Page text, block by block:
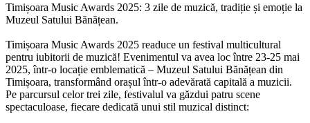
Timișoara Music Awards 2025: 3 zile de muzică, tradiție și emoție la
Muzeul Satului Bănățean.
Timișoara Music Awards 2025 readuce un festival multicultural
pentru iubitorii de muzică! Evenimentul va avea loc între 23-25 mai
2025, într-o locație emblematică – Muzeul Satului Bănățean din
Timișoara, transformând orașul într-o adevărată capitală a muzicii.
Pe parcursul celor trei zile, festivalul va găzdui patru scene
spectaculoase, fiecare dedicată unui stil muzical distinct: